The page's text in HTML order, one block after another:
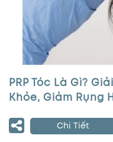
PRP Tóc Là Gì?
Khỏe, Giảm Rụng
Chi Tiết